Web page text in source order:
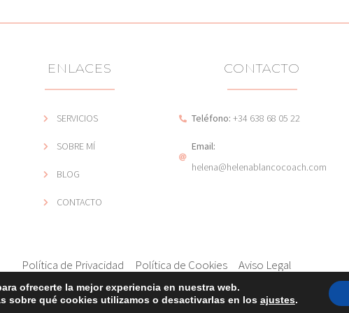
ENLACES
SERVICIOS
SOBRE MÍ
BLOG
CONTACTO
CONTACTO
Teléfono: +34 638 68 05 22
Email:
helena@helenablancocoach.com
Política de Privacidad Política de Cookies Aviso Legal
© 2022 HELENA BLANCO COACH
ofrecerte la mejor experiencia en nuestra web.
sobre qué cookies utilizamos o desactivarlas en los ajustes.